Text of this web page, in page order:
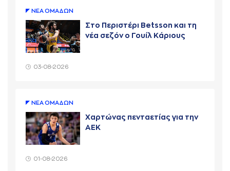
ΝΕA ΟΜAΔΩΝ
Στο Περιστέρι Betsson και τη
νέα σεζόν ο Γουίλ Κάριους
03-08-2026
ΝΕA ΟΜAΔΩΝ
Χαρτώνας πενταετίας για την
ΑΕΚ
01-08-2026